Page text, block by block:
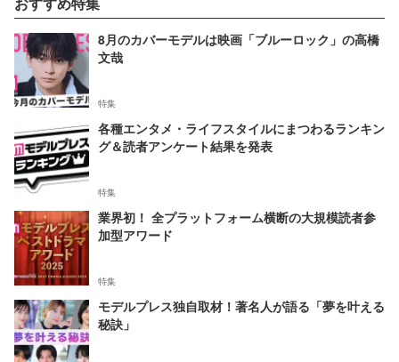
8月のカバーモデルは映画「ブルーロック」の高橋
文哉
特集
各種エンタメ・ライフスタイルにまつわるランキン
グ＆読者アンケート結果を発表
特集
業界初！ 全プラットフォーム横断の大規模読者参
加型アワード
特集
モデルプレス独自取材！著名人が語る「夢を叶える
秘訣」